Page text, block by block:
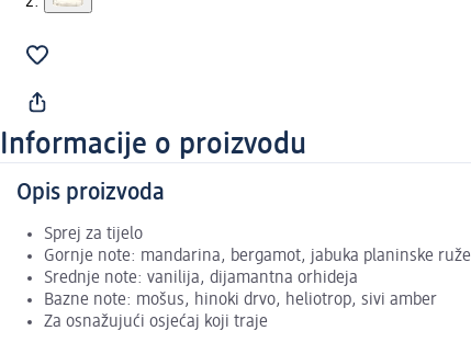
Informacije o proizvodu
Opis proizvoda
Sprej za tijelo
Gornje note: mandarina, bergamot, jabuka planinske ruže
Srednje note: vanilija, dijamantna orhideja
Bazne note: mošus, hinoki drvo, heliotrop, sivi amber
Za osnažujući osjećaj koji traje